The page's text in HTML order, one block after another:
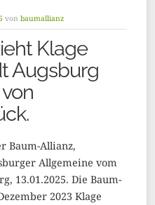
von baumallianz
Klage
Augsburg
Baum-Allianz,
Allgemeine vom
13.01.2025. Die Baum-
2023 Klage